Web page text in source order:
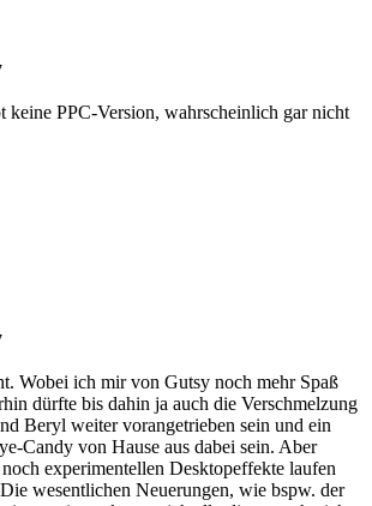
keine PPC-Version, wahrscheinlich gar nicht
Wobei ich mir von Gutsy noch mehr Spaß
dürfte bis dahin ja auch die Verschmelzung
Beryl weiter vorangetrieben sein und ein
Candy von Hause aus dabei sein. Aber
experimentellen Desktopeffekte laufen
wesentlichen Neuerungen, wie bspw. der